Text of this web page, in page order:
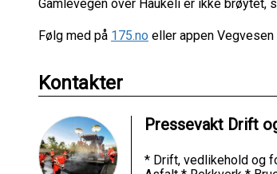
Gamlevegen over Haukeli er ikke brøytet,
Følg med på 175.no eller appen
Kontakter
Pressevakt Drift
* Drift, vedlikehold og